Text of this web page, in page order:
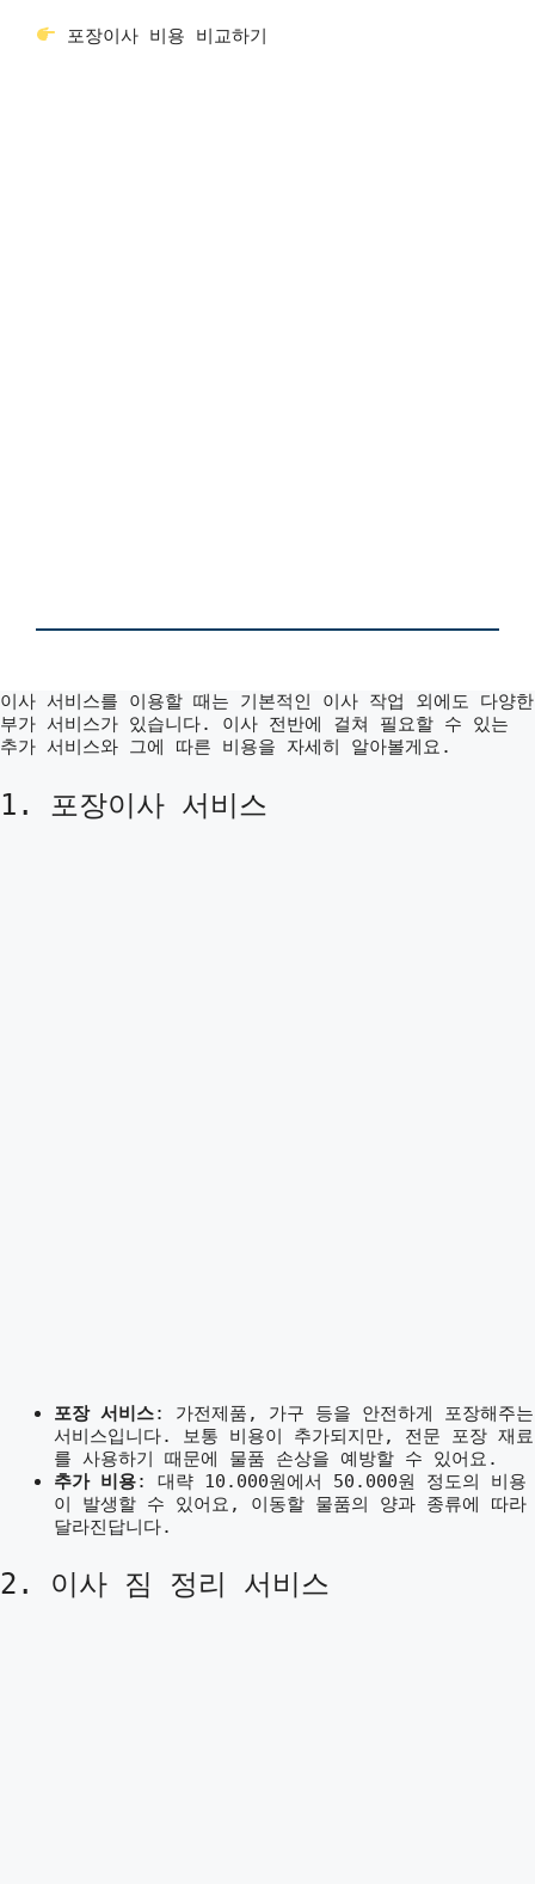
포장이사 비용 비교하기
이사 서비스를 이용할 때는 기본적인 이사 작업 외에도 다양한
부가 서비스가 있습니다. 이사 전반에 걸쳐 필요할 수 있는
추가 서비스와 그에 따른 비용을 자세히 알아볼게요.
1. 포장이사 서비스
포장 서비스: 가전제품, 가구 등을 안전하게 포장해주는
서비스입니다. 보통 비용이 추가되지만, 전문 포장 재료
를 사용하기 때문에 물품 손상을 예방할 수 있어요.
추가 비용: 대략 10.000원에서 50.000원 정도의 비용
이 발생할 수 있어요, 이동할 물품의 양과 종류에 따라
달라진답니다.
2. 이사 짐 정리 서비스